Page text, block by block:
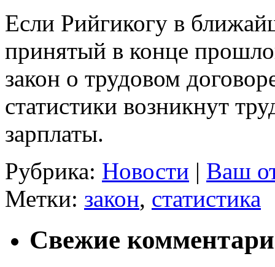
Если Рийгикогу в
принятый в конце
закон о трудовом
статистики возникнут
зарплаты.
Рубрика: Новости | Ваш
Метки: закон, статистика
Свежие